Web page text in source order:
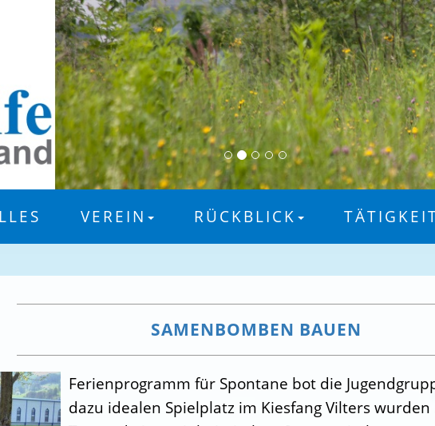
VEREIN RÜCKBLICK
SAMENBOMBEN BAUEN
Ferienprogramm für Spontane bot die
dazu idealen Spielplatz im Kiesfang Vilters